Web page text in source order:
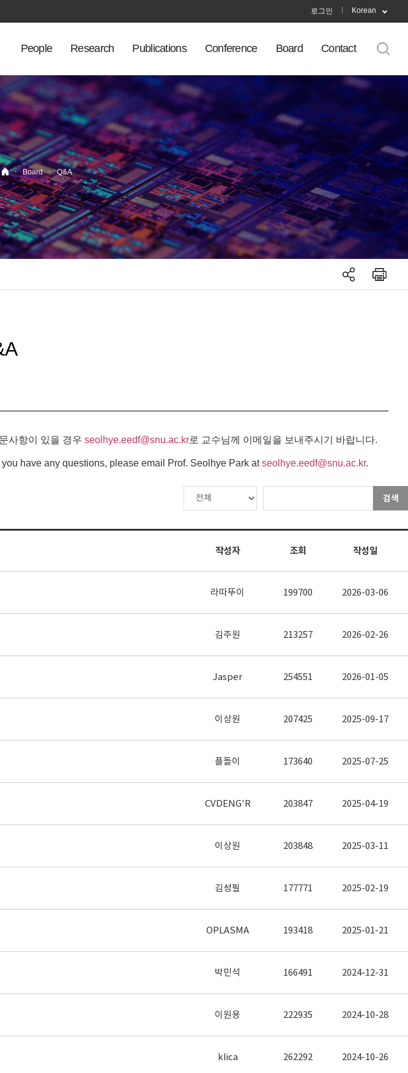
로그인 Korean
People Research Publications Conference Board Contact
· Board · Q&A
사항이 있을 경우 seolhye.eedf@snu.ac.kr로 교수님께 이메일을 보내주시기 바랍니다.
have any questions, please email Prof. Seolhye Park atseolhye.eedf@snu.ac.kr.
검색
작성자 조회 작성일
라따뚜이 199700 2026-03-06
김주원 213257 2026-02-26
Jasper 254551 2026-01-05
이상원 207425 2025-09-17
플돌이 173640 2025-07-25
CVDENG'R 203847 2025-04-19
이상원 203848 2025-03-11
김성필 177771 2025-02-19
OPLASMA 193418 2025-01-21
박민석 166491 2024-12-31
이원용 222935 2024-10-28
klica 262292 2024-10-26